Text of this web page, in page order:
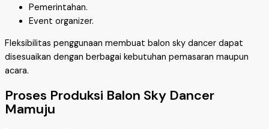
Pemerintahan.
Event organizer.
Fleksibilitas penggunaan membuat balon sky dancer dapat
disesuaikan dengan berbagai kebutuhan pemasaran maupun
acara.
Proses Produksi Balon Sky Dancer
Mamuju